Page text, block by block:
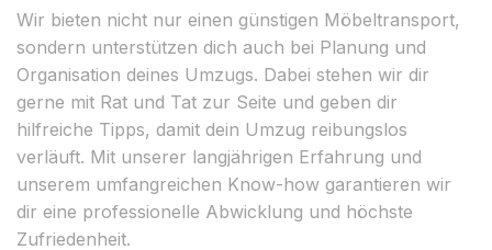
Wir bieten nicht nur einen günstigen Möbeltransport,
sondern unterstützen dich auch bei Planung und
Organisation deines Umzugs. Dabei stehen wir dir
gerne mit Rat und Tat zur Seite und geben dir
hilfreiche Tipps, damit dein Umzug reibungslos
verläuft. Mit unserer langjährigen Erfahrung und
unserem umfangreichen Know-how garantieren wir
dir eine professionelle Abwicklung und höchste
Zufriedenheit.